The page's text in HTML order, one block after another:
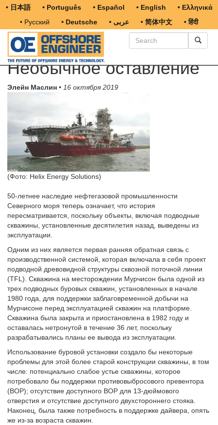
• 日本語 • Português • Español • English
• Ελληνικά
• Русский
• Deutsche • عربى • 简体中文 • हिंदी
Необычное оставление
Элейн Маслин • 16 октября 2019
(Фото: Helix Energy Solutions)
50-летнее наследие нефтегазовой промышленности
Северного моря теперь означает, что история
пересматривается, поскольку объекты, включая подводные
скважины, установленные десятилетия назад, выведены из
эксплуатации.
Одним из них является первая ранняя обратная связь с
производственной системой, которая включала в себя проект
подводной древовидной структуры сквозной поточной линии
(TFL). Скважина на месторождении Мурчисон была одной из
трех подводных буровых скважин, установленных в начале
1980 года, для поддержки заблаговременной добычи на
Мурчисоне перед эксплуатацией скважин на платформе.
Скважина была закрыта и приостановлена в 1982 году и
оставалась нетронутой в течение 36 лет, поскольку
разрабатывались планы ее вывода из эксплуатации.
Использование буровой установки создало бы некоторые
проблемы для этой более старой конструкции скважины, в том
числе: потенциально слабое устье скважины, которое
потребовало бы поддержки противовыбросового превентора
(BOP); отсутствие доступного BOP для 13-дюймового
отверстия и отсутствие доступного двухстороннего стояка.
Наконец, была также потребность в поддержке дайвера, опять
же из-за возраста скважин.